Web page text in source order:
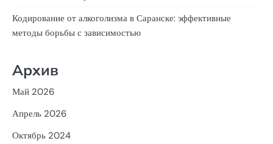
Кодирование от алкоголизма в Саранске: эффективные
методы борьбы с зависимостью
Архив
Май 2026
Апрель 2026
Октябрь 2024